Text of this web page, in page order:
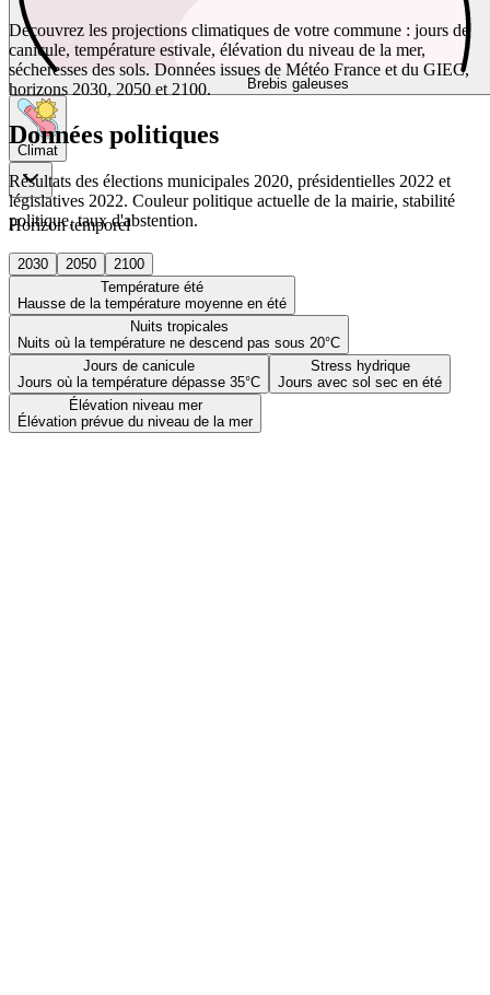
Brebis galeuses
Climat
Horizon temporel
2030 2050
2100
Température été
Hausse de la température moyenne en été
Nuits tropicales
Nuits où la température ne descend pas sous 20°C
Jours de canicule
Jours où la température dépasse 35°C
Stress hydrique
Jours avec sol sec en été
Élévation niveau mer
Élévation prévue du niveau de la mer
Découvrez les projections climatiques de votre commune : jours de
canicule, température estivale, élévation du niveau de la mer,
sécheresses des sols. Données issues de Météo France et du GIEC,
horizons 2030, 2050 et 2100.
Données politiques
Résultats des élections municipales 2020, présidentielles 2022 et
législatives 2022. Couleur politique actuelle de la mairie, stabilité
politique, taux d'abstention.